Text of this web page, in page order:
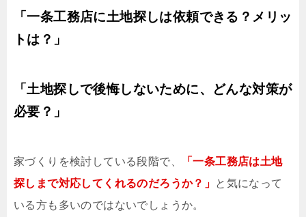
「一条工務店に土地探しは依頼できる？メリッ
トは？」
「土地探しで後悔しないために、どんな対策が
必要？」
家づくりを検討している段階で、
「一条工務店は土地
探しまで対応してくれるのだろうか？」 と気になって
いる方も多いのではないでしょうか。